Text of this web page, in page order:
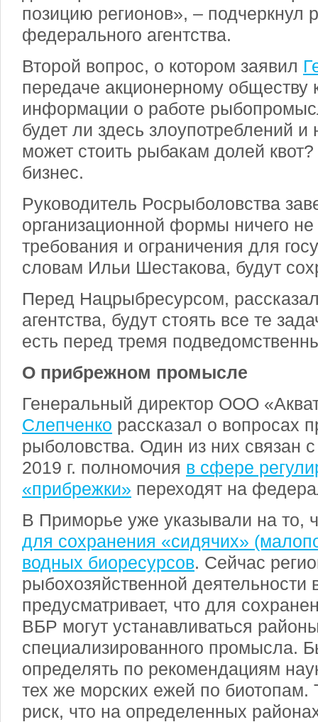
позицию регионов», – подчеркнул
федерального агентства.
Второй вопрос, о котором заявил
передаче акционерному обществу
информации о работе
будет ли здесь злоупотреблений и
может стоить рыбакам долей
бизнес.
Руководитель Росрыболовства
организационной формы ничего
требования и ограничения для
словам Ильи Шестакова, будут
Перед Нацрыбресурсом,
агентства, будут стоять все те
есть перед тремя
О прибрежном промысле
Генеральный директор ООО
Слепченко рассказал о вопросах
рыболовства. Один из них связан
2019 г. полномочия в сфере
«прибрежки» переходят на
В Приморье уже указывали на то,
для сохранения «сидячих»
водных биоресурсов. Сейчас
рыбохозяйственной
предусматривает, что для
ВБР могут устанавливаться
специализированного промысла.
определять по рекомендациям
тех же морских ежей по биотопам.
риск, что на определенных